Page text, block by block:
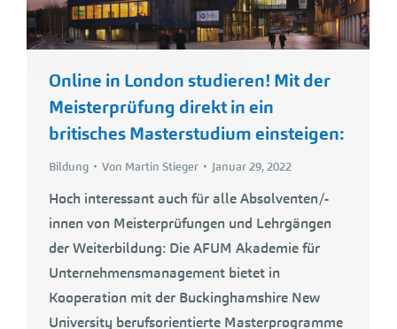
Online in London studieren! Mit der
Meisterprüfung direkt in ein
britisches Masterstudium einsteigen:
Bildung Von Martin Stieger Januar 29, 2022
Hoch interessant auch für alle Absolventen/-
innen von Meisterprüfungen und Lehrgängen
der Weiterbildung: Die AFUM Akademie für
Unternehmensmanagement bietet in
Kooperation mit der Buckinghamshire New
University berufsorientierte Masterprogramme